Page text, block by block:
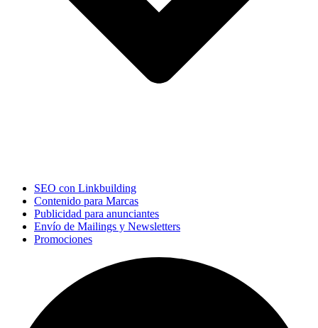
SEO con Linkbuilding
Contenido para Marcas
Publicidad para anunciantes
Envío de Mailings y Newsletters
Promociones